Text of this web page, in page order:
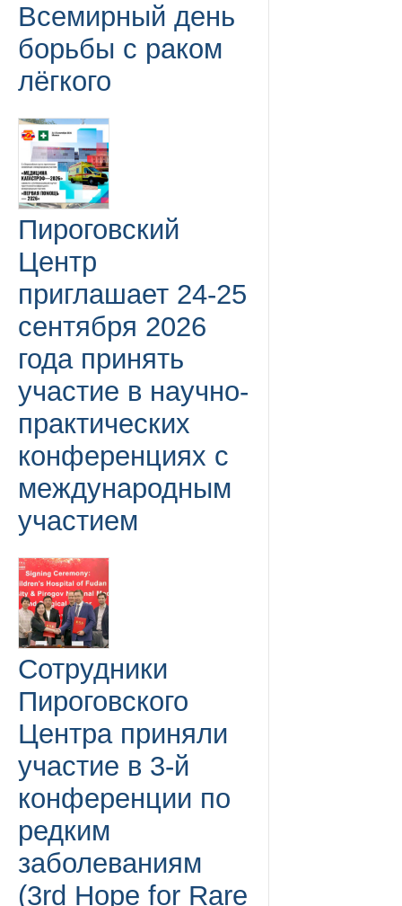
Всемирный день
борьбы с раком
лёгкого
Пироговский
Центр
приглашает 24-25
сентября 2026
года принять
участие в научно-
практических
конференциях с
международным
участием
Сотрудники
Пироговского
Центра приняли
участие в 3-й
конференции по
редким
заболеваниям
(3rd Hope for Rare